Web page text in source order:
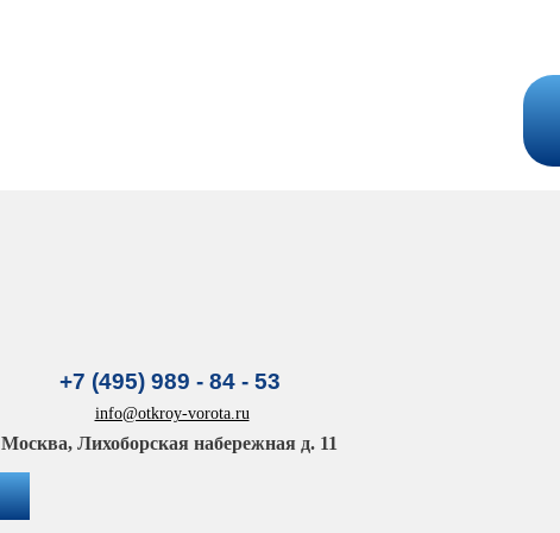
+7 (495) 989 - 84 - 53
info@otkroy-vorota.ru
Москва, Лихоборская набережная д. 11